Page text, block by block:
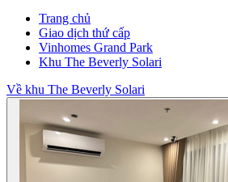
Trang chủ
Giao dịch thứ cấp
Vinhomes Grand Park
Khu The Beverly Solari
Về khu The Beverly Solari